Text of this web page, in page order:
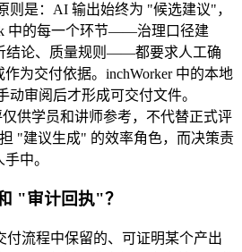
则是：AI 输出始终为 "候选建议"，
中的每一个环节——治理口径建
结论、质量规则——都要求人工确
为交付依据。inchWorker 中的本地
动审阅后才形成可交付文件。
仅供学员和讲师参考，不代替正式评
"建议生成" 的效率角色，而决策责
中。
"审计回执"？
付流程中保留的、可证明某个产出